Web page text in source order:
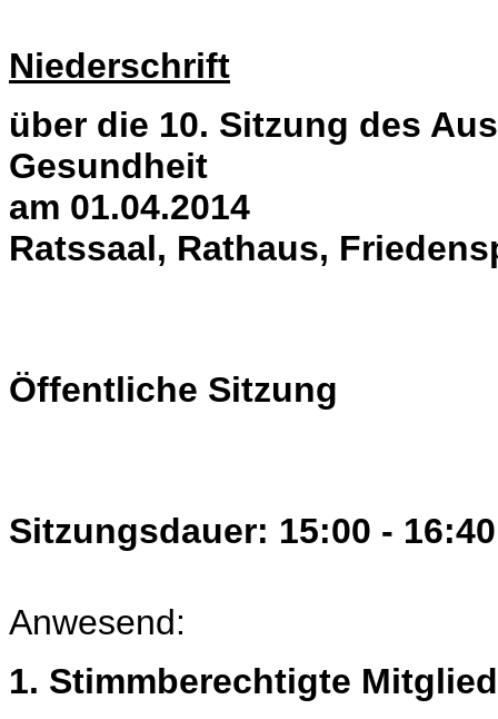
Niederschrift
über die 10. Sitzung des
Gesundheit
am 01.04.2014
Ratssaal, Rathaus,
Öffentliche Sitzung
Sitzungsdauer: 15:00 -
Anwesend:
1. Stimmberechtigte